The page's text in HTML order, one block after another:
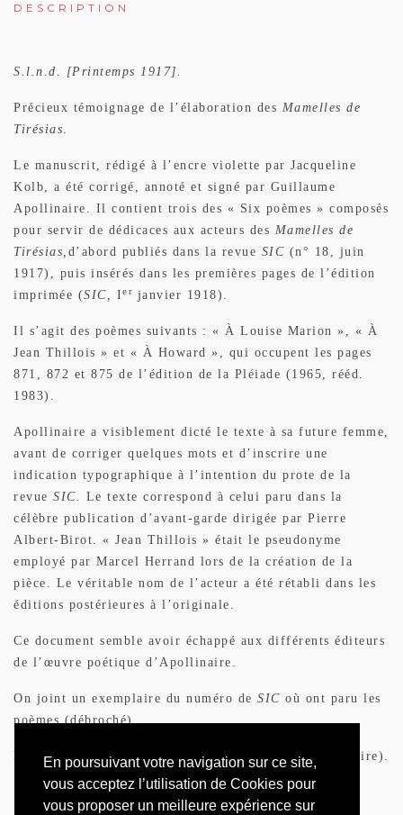
En poursuivant votre navigation sur ce site,
vous acceptez l’utilisation de Cookies pour
vous proposer un meilleure expérience sur
DESCRIPTION
S.l.n.d. [Printemps 1917].
Précieux témoignage de l’élaboration des Mamelles de
Tirésias.
Le manuscrit, rédigé à l’encre violette par Jacqueline
Kolb, a été corrigé, annoté et signé par Guillaume
Apollinaire. Il contient trois des « Six poèmes » composés
pour servir de dédicaces aux acteurs des Mamelles de
Tirésias, d’abord publiés dans la revue SIC (n° 18, juin
1917), puis insérés dans les premières pages de l’édition
imprimée (SIC, Ier janvier 1918).
Il s’agit des poèmes suivants : « À Louise Marion », « À
Jean Thillois » et « À Howard », qui occupent les pages
871, 872 et 875 de l’édition de la Pléiade (1965, rééd.
1983).
Apollinaire a visiblement dicté le texte à sa future femme,
avant de corriger quelques mots et d’inscrire une
indication typographique à l’intention du prote de la
revue SIC. Le texte correspond à celui paru dans la
célèbre publication d’avant-garde dirigée par Pierre
Albert-Birot. « Jean Thillois » était le pseudonyme
employé par Marcel Herrand lors de la création de la
pièce. Le véritable nom de l’acteur a été rétabli dans les
éditions postérieures à l’originale.
Ce document semble avoir échappé aux différents éditeurs
de l’œuvre poétique d’Apollinaire.
On joint un exemplaire du numéro de SIC où ont paru les
poèmes (débroché).
Provenance : Jean-Louis Debauve (timbre à l’encre noire).